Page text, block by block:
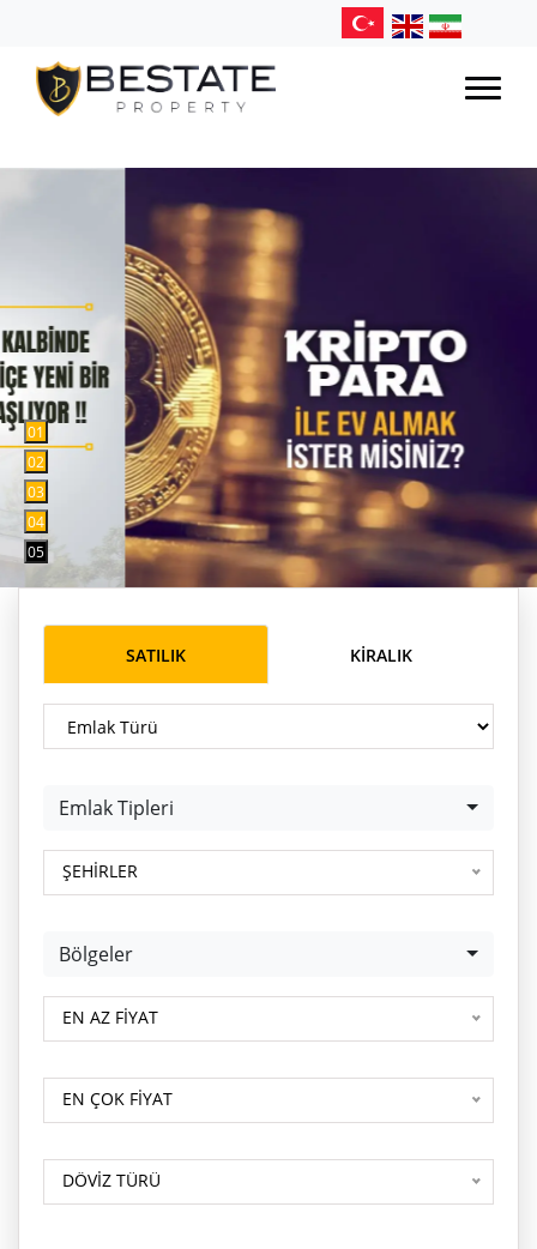
01
02
03
04
05
SATILIK KIRALIK
Emlak Türü
Emlak Tipleri
Emlak Tipleri
BP-Portföy Num.
ŞEHİRLER
Bölgeler
Bölgeler
BP-Portföy Num.
EN AZ FİYAT
BP-Portföy Num.
EN ÇOK FİYAT
DÖVİZ TÜRÜ
DÖVİZ TÜRÜ